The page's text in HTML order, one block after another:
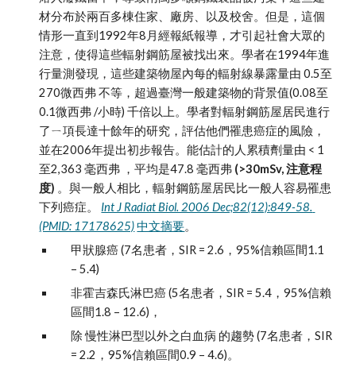
材分布於兩百多棟住家、廠房、以及校舍。但是，這個
情形一直到1992年8月經報紙報導，才引起社會大眾的
注意，使得這些輻射鋼筋屋被找出來。學者在1994年進
行量測發現，這些建築物屋內每的輻射線暴露量由 0.5至
270微西弗 不等，超過臺灣一般建築物的背景值(0.08至
0.1微西弗 /小時) 千倍以上。學者對輻射鋼筋屋居民進行
了ㄧ項長達十餘年的研究，評估他們罹患癌症的風險，
並在2006年提出初步報告。能估計的人累積劑量由 < 1
至2,363 毫西弗 ，平均是47.8 毫西弗 (>30mSv, 注意程
度) 。與一般人相比，輻射鋼筋屋居民比一般人容易罹患
下列癌症。
Int J Radiat Biol. 2006 Dec;82(12):849-58.
(PMID: 17178625) 中文摘要。
甲狀腺癌 (7名患者，SIR = 2.6，95%信賴區間1.1
– 5.4)
非霍吉森氏淋巴癌 (5名患者，SIR = 5.4，95%信賴
區間1.8 – 12.6)，
除 慢性淋巴型以外之白血病 的趨勢 (7名患者，SIR
= 2.2，95%信賴區間0.9 – 4.6)。